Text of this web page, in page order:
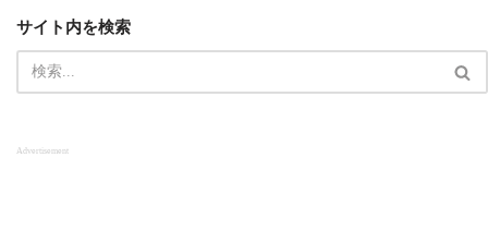
g
r
a
d
s
e
サイト内を検索
Advertisement